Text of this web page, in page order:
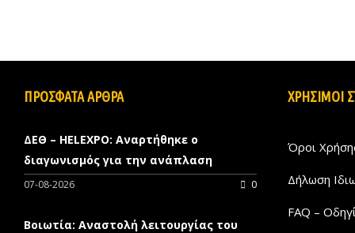
ΠΡΟΣΦΑΤΑ ΑΡΘΡΑ
ΔΕΘ – HELEXPO: Αναρτήθηκε ο
διαγωνισμός για την ανάπλαση
07-08-2026 0
Βοιωτία: Αναστολή λειτουργίας του
ΧΡΗΣΙΜΟΙ
Όροι
Δήλωση
FAQ –